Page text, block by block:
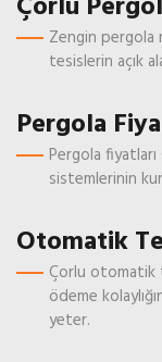
Zengin
tesislerin açık
Pergola
Pergola
sistemlerinin
Otomatik
Çorlu otomatik
ödeme
yeter.